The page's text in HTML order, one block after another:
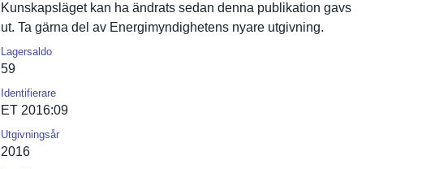
Kunskapslä­get kan ha ändrats sedan denna publikatio­n gavs
ut. Ta gärna del av Energimynd­ighetens nyare utgivning.
Lagersaldo
59
Identifierare
ET 2016:09
Utgivningsår
2016